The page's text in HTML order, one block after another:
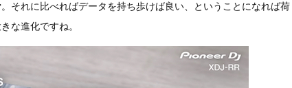
それに比べればデータを持ち歩けば良い、ということになれば荷
な進化ですね。